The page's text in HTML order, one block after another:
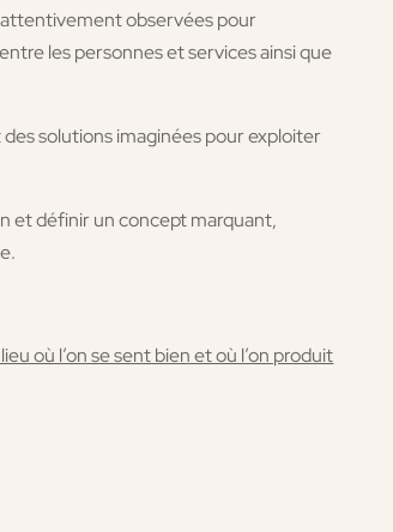
observées pour
les personnes et services ainsi que
solutions imaginées pour exploiter
et définir un concept marquant,
où l’on se sent bien et où l’on produit